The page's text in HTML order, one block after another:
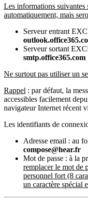
Les informations suivantes
automatiquement, mais
Serveur entrant
Serveur sortant
smtp.office365.com
Ne surtout pas utiliser un
Rappel : par défaut, la
accessibles facilement
navigateur Internet récent
Les identifiants de
Adresse email : au
compose@hear.fr
Mot de passe : à la
remplacer le mot de
personnel fort (8
un caractère spécial